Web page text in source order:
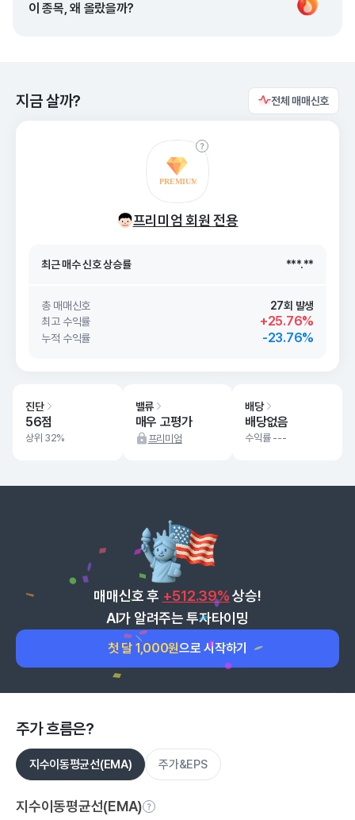
이 종목, 왜 올랐을까?
지금 살까? 전체 매매신호
프리미엄 회원 전용
26. 08/07
최근 매수 신호 상승률 ***.**
최근 매수 신호 ***.**
총 매매신호
27회 발생
최고 수익률
+25.76%
누적 수익률 -23.76%
진단
56점
상위 32%
밸류
매우 고평가
프리미엄
배당
배당없음
수익률 ---
매매신호 후 +512.39% 상승!
AI가 알려주는 투자타이밍
첫 달 1,000원으로 시작하기
주가 흐름은?
지수이동평균선(EMA) 주가&EPS
지수이동평균선(EMA)